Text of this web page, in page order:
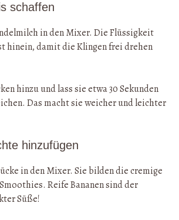
schaffen
in den Mixer. Die Flüssigkeit
hinein, damit die Klingen frei drehen
hinzu und lass sie etwa 30 Sekunden
Das macht sie weicher und leichter
hinzufügen
in den Mixer. Sie bilden die cremige
Reife Bananen sind der
Süße!